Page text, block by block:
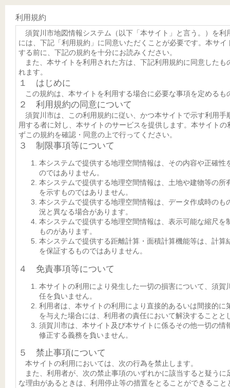
利用規約
須賀川市地図情報システム（以下「本サイト」と言う。）を利
には、下記「利用規約」に同意いただくことが必要です。本サイ
する前に、下記の規約を十分にお読みください。
また、本サイトを利用された方は、下記利用規約に同意したも
れます。
１ はじめに
この規約は、本サイトを利用する場合に必要な事項を定めるも
２ 利用規約の同意について
須賀川市は、この利用規約に従い、かつ本サイトで示す利用手
用する者に対し、本サイトのサービスを提供します。本サイトの
ずこの規約を確認・同意の上で行ってください。
３ 制限事項等について
本システムで提供する地理空間情報は、その内容や正確性
のではありません。
本システムで提供する地理空間情報は、土地や建物等の所
を示すものではありません。
本システムで提供する地理空間情報は、データ作成時のも
況と異なる場合があります。
本システムで提供する地理空間情報は、表示可能な縮尺を
ものがあります。
本システムで提供する距離計算・面積計算機能等は、計算
を保証するものではありません。
４ 免責事項等について
本サイトの利用により発生した一切の損害について、須賀
任を負いません。
利用者は、本サイトの利用により直接的あるいは間接的に
を与えた場合には、利用者の責任において解決することと
須賀川市は、本サイト及び本サイトに係るその他一切の情
修正する義務を負いません。
５ 禁止事項について
本サイトの利用においては、次の行為を禁止します。
また、利用者が、次の禁止事項のいずれかに該当すると疑うに
な理由があるときは、利用停止等の措置をとることができること